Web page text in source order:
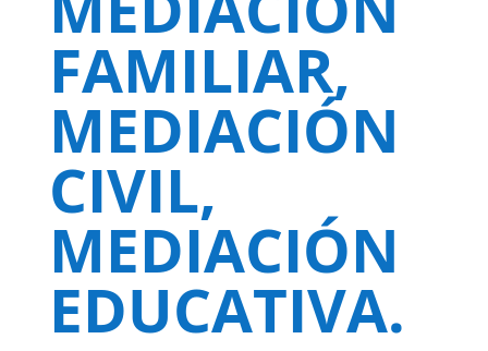
FAMILIAR,
MEDIACIÓN
CIVIL,
MEDIACIÓN
EDUCATIVA.